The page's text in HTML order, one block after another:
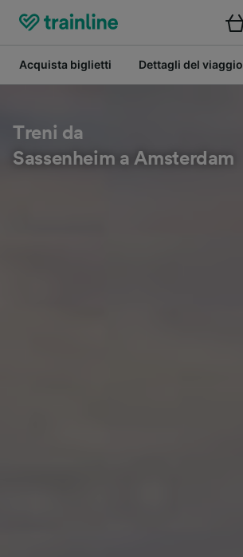
Acquista biglietti Dettagli del viaggio
Treni da
Sassenheim a Amsterdam